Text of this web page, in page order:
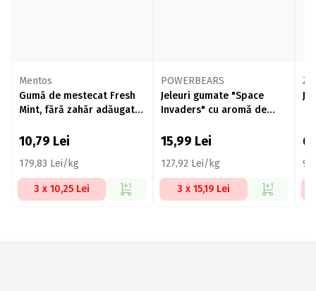
Mentos
Gumă de mestecat Fresh
Mint, fără zahăr adăugat
10,79 Lei
179,83 Lei/kg
3 x 10,25 Lei
POWERBEARS
Jeleuri gumate "Space
Invaders" cu aromă de
15,99 Lei
127,92 Lei/kg
3 x 15,19 Lei